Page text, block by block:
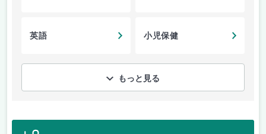
英語 小児保健
もっと見る